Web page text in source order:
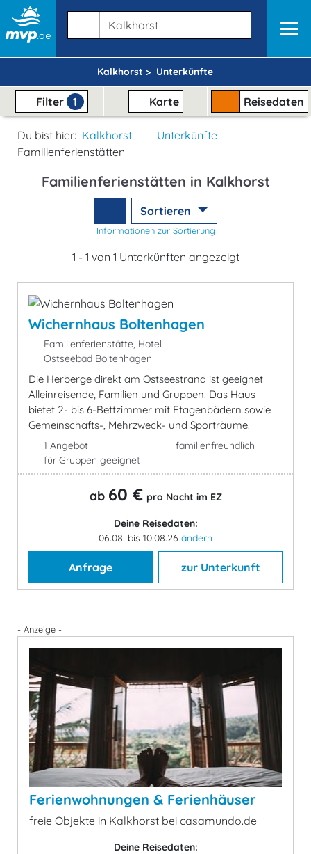
Kalkhorst > Unterkünfte
Filter 1 Karte Reisedaten
Du bist hier: Kalkhorst
Unterkünfte
Familienferienstätten
Familienferienstätten in Kalkhorst
Sortieren
Informationen zur Sortierung
1 - 1 von 1 Unterkünften angezeigt
Wichernhaus Boltenhagen
Familienferienstätte, Hotel
Ostseebad Boltenhagen
Die Herberge direkt am Ostseestrand ist geeignet
Alleinreisende, Familien und Gruppen. Das Haus
bietet 2- bis 6-Bettzimmer mit Etagenbädern sowie
Gemeinschafts-, Mehrzweck- und Sporträume.
1 Angebot
für Gruppen geeignet
familienfreundlich
ab 60 € pro Nacht im EZ
Deine Reisedaten:
06.08. bis 10.08.26 ändern
Anfrage zur Unterkunft
- Anzeige -
Ferienwohnungen & Ferienhäuser
freie Objekte in Kalkhorst bei casamundo.de
Deine Reisedaten: